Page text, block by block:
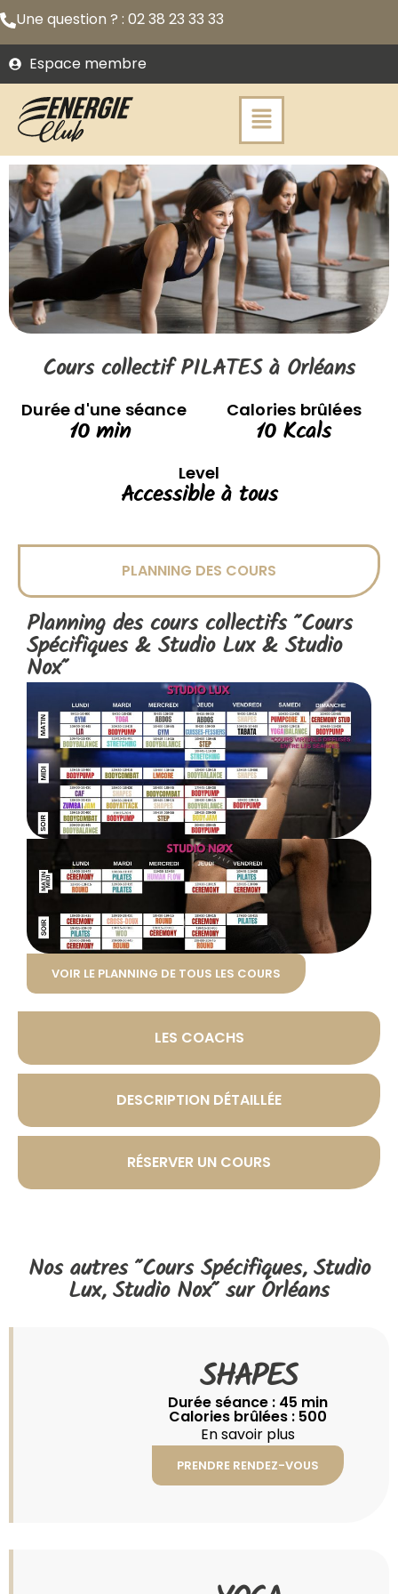
Une question ? : 02 38 23 33 33
Espace membre
Cours collectif PILATES​ à Orléans
Durée d'une séance
10 min
Calories brûlées
10 Kcals
Level
Accessible à tous
PLANNING DES COURS
LES COACHS
DESCRIPTION DÉTAILLÉE
RÉSERVER UN COURS
Planning des cours collectifs "Cours
Spécifiques& Studio Lux& Studio
Nox"
VOIR LE PLANNING DE TOUS LES COURS
Nos autres "Cours Spécifiques,Studio
Lux,Studio Nox" sur Orléans
SHAPES
Durée séance : 45 min
Calories brûlées : 500
En savoir plus
PRENDRE RENDEZ-VOUS